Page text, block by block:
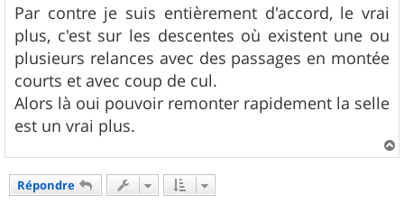
Par contre je suis entièrement d'accord, le vrai
plus, c'est sur les descentes où existent une ou
plusieurs relances avec des passages en montée
courts et avec coup de cul.
Alors là oui pouvoir remonter rapidement la selle
est un vrai plus.
a
Répondre